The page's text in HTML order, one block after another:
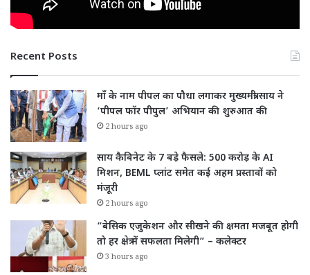
Recent Posts
माँ के नाम पीपल का पौधा लगाकर मुख्यमंत्री साय ने
‘पीपल फॉर पीपुल’ अभियान की शुरुआत की
2 hours ago
साय कैबिनेट के 7 बड़े फैसले: 500 करोड़ के AI
मिशन, BEML प्लांट समेत कई अहम प्रस्तावों को
मंजूरी
2 hours ago
“बेसिक एजुकेशन और सीखने की क्षमता मजबूत होगी
तो हर क्षेत्र में सफलता मिलेगी” – कलेक्टर
3 hours ago